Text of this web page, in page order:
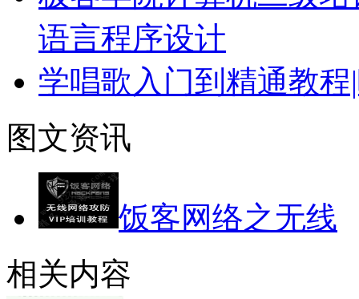
语言程序设计
学唱歌入门到精通教
图文资讯
饭客网络之无线
相关内容